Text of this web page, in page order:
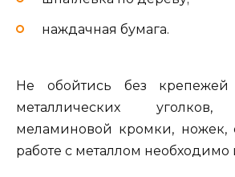
наждачная бумага.
Не обойтись без
металлических уголков,
меламиновой кромки, ножек,
работе с металлом необходимо